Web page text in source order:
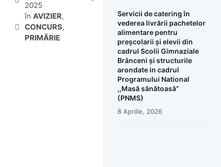
2025
în AVIZIER,
CONCURS,
PRIMĂRIE
Servicii de catering în
vederea livrării pachetelor
alimentare pentru
preșcolarii și elevii din
cadrul Scolii Gimnaziale
Brânceni și structurile
arondate in cadrul
Programului National
,,Masă sănătoasă”
(PNMS)
8 Aprilie, 2026